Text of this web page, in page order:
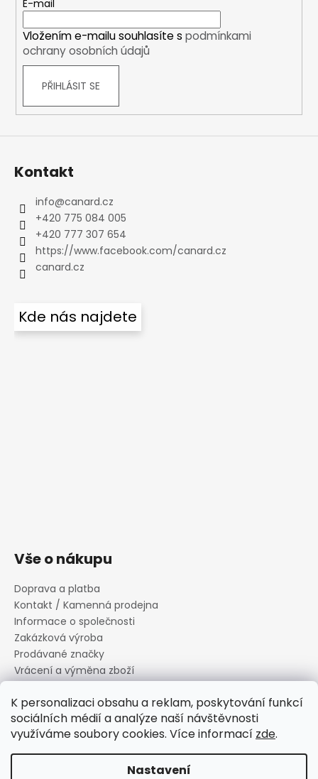
K personalizaci obsahu a reklam, poskytování funkcí
sociálních médií a analýze naší návštěvnosti
využíváme soubory cookies. Více informací zde.
Nastavení
E-mail
Vložením e-mailu souhlasíte s podmínkami
ochrany osobních údajů
PŘIHLÁSIT SE
Kontakt
info@canard.cz
+420 775 084 005
+420 777 307 654
https://www.facebook.com/canard.cz
canard.cz
Kde nás najdete
Vše o nákupu
Doprava a platba
Kontakt / Kamenná prodejna
Informace o společnosti
Zakázková výroba
Prodávané značky
Vrácení a výměna zboží
Informace o souborech cookies
Reklamační řád
Obchodní podmínky